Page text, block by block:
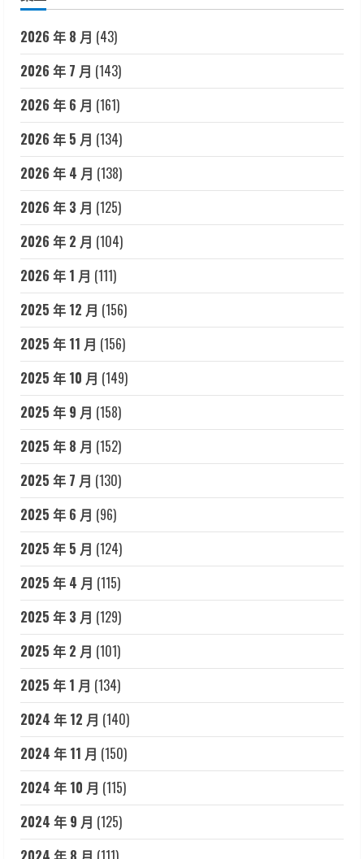
2026 年 8 月 (43)
2026 年 7 月 (143)
2026 年 6 月 (161)
2026 年 5 月 (134)
2026 年 4 月 (138)
2026 年 3 月 (125)
2026 年 2 月 (104)
2026 年 1 月 (111)
2025 年 12 月 (156)
2025 年 11 月 (156)
2025 年 10 月 (149)
2025 年 9 月 (158)
2025 年 8 月 (152)
2025 年 7 月 (130)
2025 年 6 月 (96)
2025 年 5 月 (124)
2025 年 4 月 (115)
2025 年 3 月 (129)
2025 年 2 月 (101)
2025 年 1 月 (134)
2024 年 12 月 (140)
2024 年 11 月 (150)
2024 年 10 月 (115)
2024 年 9 月 (125)